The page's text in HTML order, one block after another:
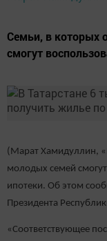
Семьи, в которых
смогут
(Марат Хамидуллин,
молодых семей
ипотеки. Об этом
Президента
«Соответствующее